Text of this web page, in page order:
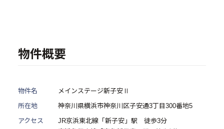
- RE:MAIN
- リノベーション物件お問い合わせ
採用情報
物件概要
物件名
メインステージ新子安Ⅱ
所在地
神奈川県横浜市神奈川区子安通3丁目300番地5
アクセス
JR京浜東北線「新子安」駅 徒歩3分